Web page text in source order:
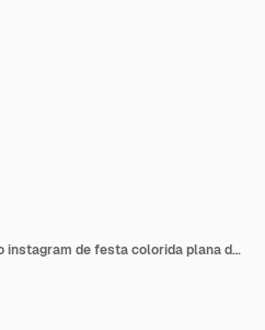
Coleção de postagens do instagram de festa colorida plana dos anos 90